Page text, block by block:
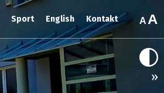
»
Sport English Kontakt